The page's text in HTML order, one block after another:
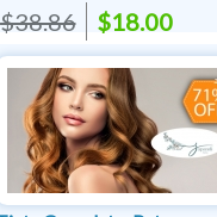
$38.86 $18.00